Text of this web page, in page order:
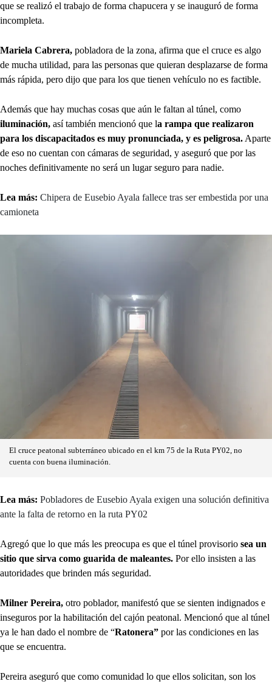
que se realizó el trabajo de forma chapucera y se inauguró de forma
incompleta.
Mariela Cabrera, pobladora de la zona, afirma que el cruce es algo
de mucha utilidad, para las personas que quieran desplazarse de forma
más rápida, pero dijo que para los que tienen vehículo no es factible.
Además que hay muchas cosas que aún le faltan al túnel, como
iluminación, así también mencionó que la rampa que realizaron
para los discapacitados es muy pronunciada, y es peligrosa. Aparte
de eso no cuentan con cámaras de seguridad, y aseguró que por las
noches definitivamente no será un lugar seguro para nadie.
Lea más: Chipera de Eusebio Ayala fallece tras ser embestida por una
camioneta
El cruce peatonal subterráneo ubicado en el km 75 de la Ruta PY02, no
cuenta con buena iluminación.
Lea más: Pobladores de Eusebio Ayala exigen una solución definitiva
ante la falta de retorno en la ruta PY02
Agregó que lo que más les preocupa es que el túnel provisorio sea un
sitio que sirva como guarida de maleantes. Por ello insisten a las
autoridades que brinden más seguridad.
Milner Pereira, otro poblador, manifestó que se sienten indignados e
inseguros por la habilitación del cajón peatonal. Mencionó que al túnel
ya le han dado el nombre de “Ratonera” por las condiciones en las
que se encuentra.
Pereira aseguró que como comunidad lo que ellos solicitan, son los